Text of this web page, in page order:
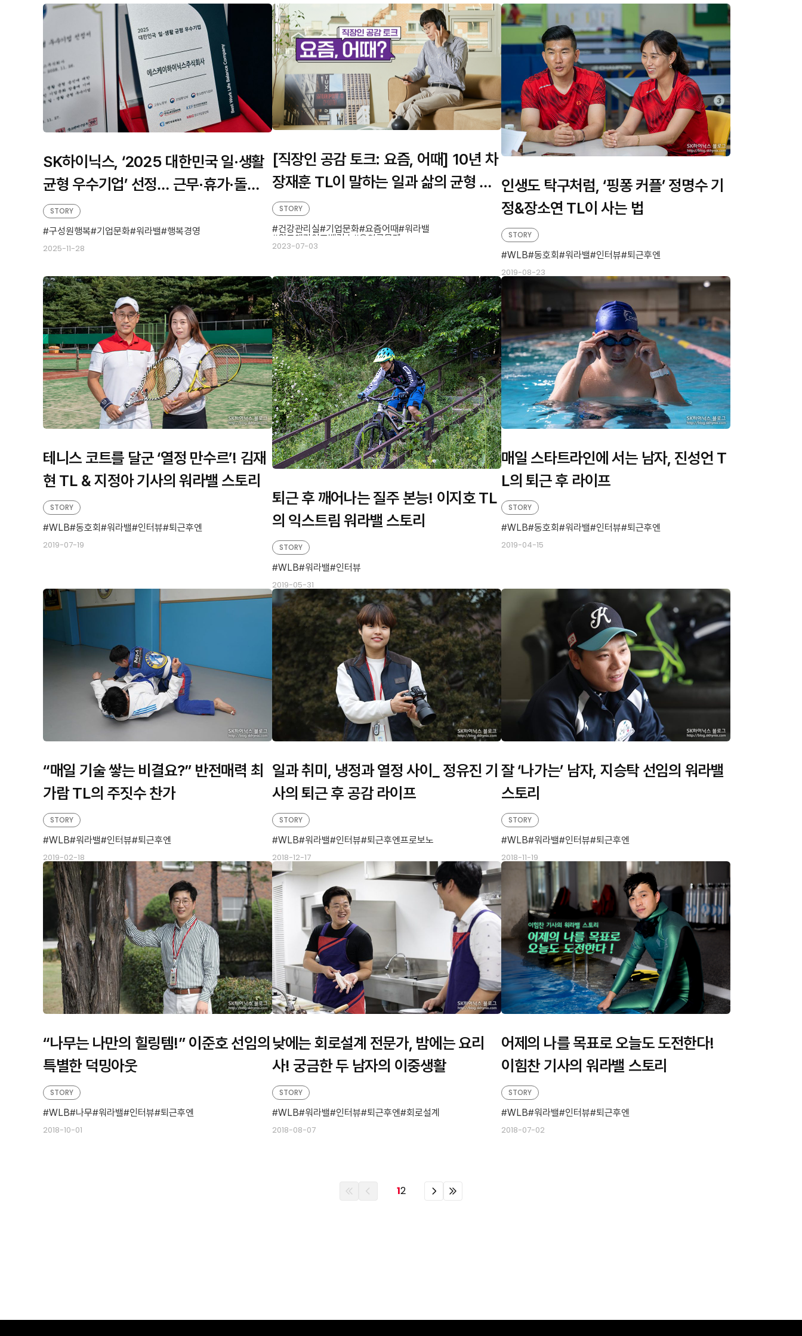
SK하이닉스, ‘2025 대한민국 일·생활
균형 우수기업’ 선정… 근무·휴가·돌봄
전반의 혁신 성과 인정 받아
2025-11-28
STORY
구성원행복 기업문화 워라밸 행복경영
[직장인 공감 토크: 요즘, 어때] 10년 차
장재훈 TL이 말하는 일과 삶의 균형 비
결은?
2023-07-03
STORY
건강관리실 기업문화 요즘어때
워라밸
워크앤라이프밸런스
유연근무제
인생도 탁구처럼, ‘핑퐁 커플’ 정명수 기
정&장소연 TL이 사는 법
2019-08-23
STORY
WLB 동호회 워라밸 인터뷰 퇴근후엔
테니스 코트를 달군 ‘열정 만수르’! 김재
현 TL & 지정아 기사의 워라밸 스토리
2019-07-19
STORY
WLB 동호회 워라밸 인터뷰 퇴근후엔
퇴근 후 깨어나는 질주 본능! 이지호 TL
의 익스트림 워라밸 스토리
2019-05-31
STORY
WLB 워라밸 인터뷰
매일 스타트라인에 서는 남자, 진성언 T
L의 퇴근 후 라이프
2019-04-15
STORY
WLB 동호회 워라밸 인터뷰 퇴근후엔
“매일 기술 쌓는 비결요?” 반전매력 최
가람 TL의 주짓수 찬가
2019-02-18
STORY
WLB 워라밸 인터뷰 퇴근후엔
일과 취미, 냉정과 열정 사이_ 정유진 기
사의 퇴근 후 공감 라이프
2018-12-17
STORY
WLB 워라밸 인터뷰 퇴근후엔프로보노
잘 ‘나가는’ 남자, 지승탁 선임의 워라밸
스토리
2018-11-19
STORY
WLB 워라밸 인터뷰 퇴근후엔
“나무는 나만의 힐링템!” 이준호 선임의
특별한 덕밍아웃
2018-10-01
STORY
WLB 나무 워라밸 인터뷰 퇴근후엔
낮에는 회로설계 전문가, 밤에는 요리
사! 궁금한 두 남자의 이중생활
2018-08-07
STORY
WLB 워라밸 인터뷰 퇴근후엔 회로설계
어제의 나를 목표로 오늘도 도전한다!
이힘찬 기사의 워라밸 스토리
2018-07-02
STORY
WLB 워라밸 인터뷰 퇴근후엔
이
이
12
이
이